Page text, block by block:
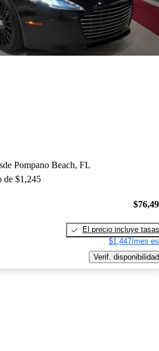
Pompano Beach, FL
de $1,245
El precio incluye tasas
$1,447/mes
Verif. disponibilidad